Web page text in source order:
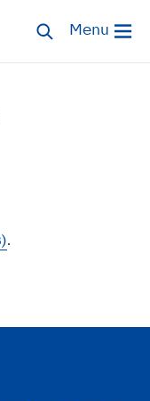
Zoek scholen
Open
Menu
.